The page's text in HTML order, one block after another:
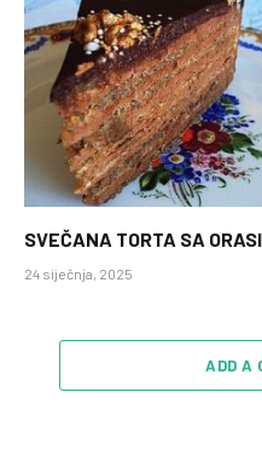
SVEČANA TORTA SA
24 siječnja, 2025
ADD A